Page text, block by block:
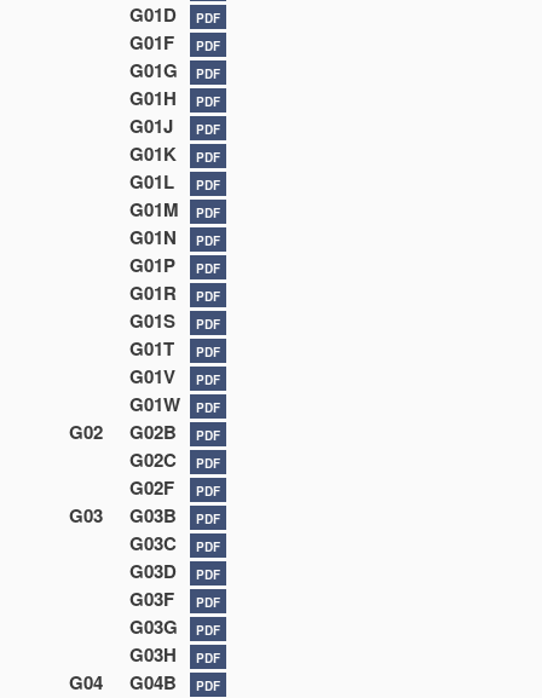
G01D PDF
G01F PDF
G01G PDF
G01H PDF
G01J PDF
G01K PDF
G01L PDF
G01M PDF
G01N PDF
G01P PDF
G01R PDF
G01S PDF
G01T PDF
G01V PDF
G01W PDF
G02 G02B PDF
G02C PDF
G02F PDF
G03 G03B PDF
G03C PDF
G03D PDF
G03F PDF
G03G PDF
G03H PDF
G04 G04B PDF